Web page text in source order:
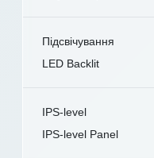
Підсвічування
LED Backlit
IPS-level
IPS-level Panel